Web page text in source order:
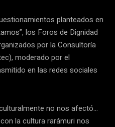
planteados en
los Foros de Dignidad
por la Consultoría
moderado por el
en las redes sociales
no nos afectó…
la cultura rarámuri nos